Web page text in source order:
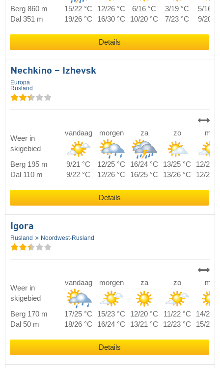
Berg 860 m 15/22 °C 12/26 °C 6/16 °C 3/19 °C
5/16
Dal 351 m
19/26 °C 16/30 °C 10/20 °C 7/23 °C 9/20
Details
Nechkino – Izhevsk
Europa
Rusland
Weer in
skigebied
vandaag morgen za zo ma
Berg 195 m 9/21 °C 12/25 °C 16/24 °C 13/25 °C
12/22
Dal 110 m
9/22 °C 12/26 °C 16/25 °C 13/26 °C 12/23
Details
Igora
Rusland Noordwest-Rusland
Weer in
skigebied
vandaag morgen za zo ma
Berg 170 m 17/25 °C 15/23 °C 12/20 °C 11/22 °C
14/24
Dal 50 m
18/26 °C 16/24 °C 13/21 °C 12/23 °C 15/25
Details